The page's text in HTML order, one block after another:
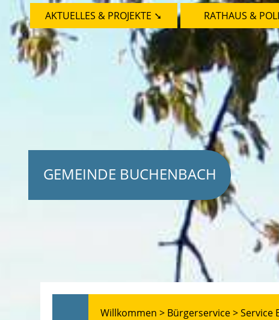
GEMEINDE BUCHENBACH
AKTUELLES & PROJEKTE ➘ RATHAUS &
Willkommen > Bürgerservice >Service